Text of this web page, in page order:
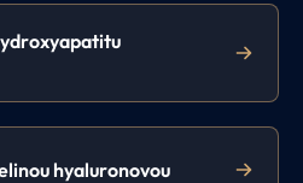
hyaluronovou